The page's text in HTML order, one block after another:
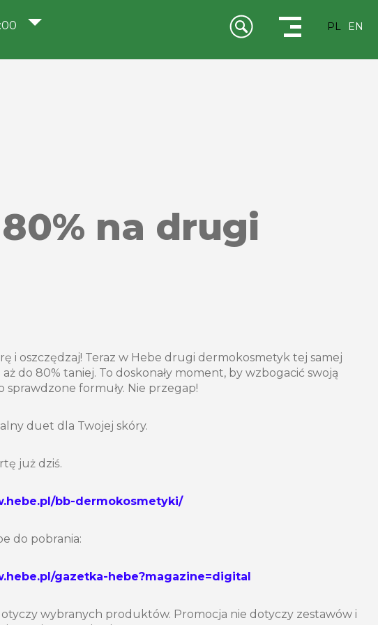
PL EN
na drugi
i oszczędzaj! Teraz w Hebe drugi dermokosmetyk tej samej
do 80% taniej. To doskonały moment, by wzbogacić swoją
sprawdzone formuły. Nie przegap!
duet dla Twojej skóry.
już dziś.
bb-dermokosmetyki/
do pobrania:
gazetka-hebe?magazine=digital
wybranych produktów. Promocja nie dotyczy zestawów i